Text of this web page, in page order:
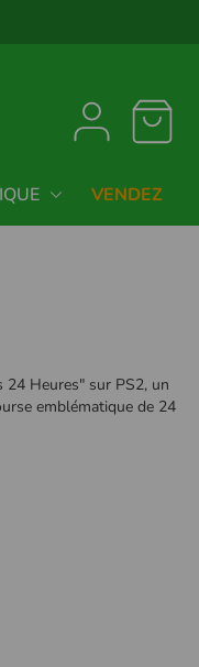
VENDEZ
24 Heures" sur PS2, un
emblématique de 24